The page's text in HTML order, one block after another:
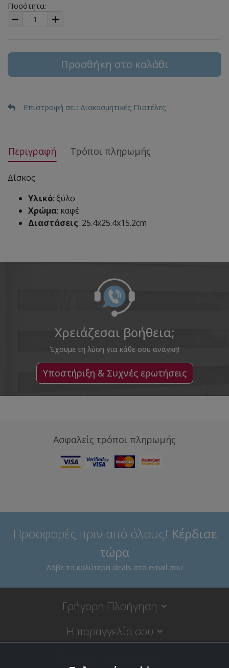
Ποσότητα:
Προσθήκη στο καλάθι
Επιστροφή σε..: Διακοσμητικές Πιατέλες
Περιγραφή Τρόποι πληρωμής
Δίσκος
Υλικό: ξύλο
Χρώμα: καφέ
Διαστάσεις: 25.4x25.4x15.2cm
Χρειάζεσαι βοήθεια;
Έχουμε τη λύση για κάθε σου ανάγκη!
Υποστήριξη & Συχνές ερωτήσεις
Ασφαλείς τρόποι πληρωμής
Προσφορές πριν από όλους! Κέρδισε
τώρα
Λάβε τα καλύτερα deals στο email σου
Γρήγορη Πλοήγηση
Η παραγγελία σου